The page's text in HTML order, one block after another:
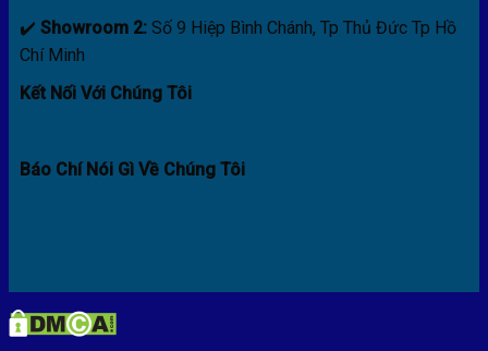
✔️ Showroom 2:Số 9 Hiệp Bình Chánh, Tp Thủ Đức Tp Hồ
Chí Minh
Kết Nối Với Chúng Tôi
Báo Chí Nói Gì Về Chúng Tôi